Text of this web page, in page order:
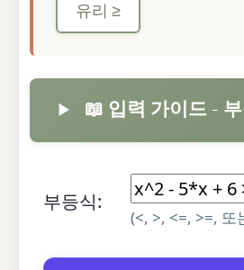
유리 ≥
📖 입력 가이드 -
부등식:
(<, >, <=, >=, 또